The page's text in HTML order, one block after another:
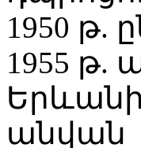
1950 թ.
1955 թ.
անվան